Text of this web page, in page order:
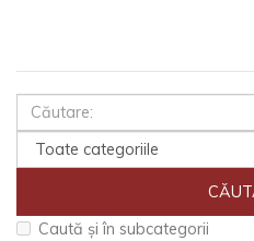
Caută și în subcategorii